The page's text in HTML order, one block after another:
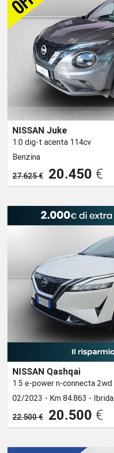
NISSAN Juke
1.0 dig-t acenta 114cv
Benzina
27.625 €
20.450 €
NISSAN Qashqai
1.5 e-power n-connecta 2wd
02/2023 - Km 84.863 - Ibrida
22.500 €
20.500 €